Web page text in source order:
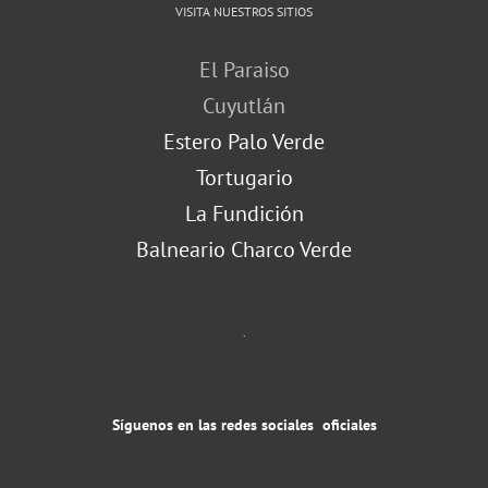
VISITA NUESTROS SITIOS
El Paraiso
Cuyutlán
Estero Palo Verde
Tortugario
La Fundición
Balneario Charco Verde
.
Síguenos en las redes sociales oficiales